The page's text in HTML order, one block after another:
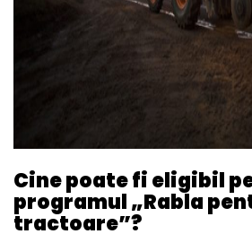
Cine poate fi eligibil
programul „Rabla
tractoare”?